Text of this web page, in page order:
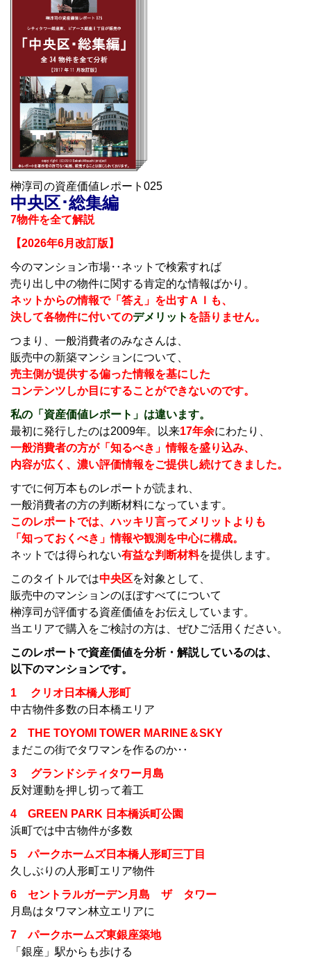
榊淳司の資産価値レポート025
中央区･総集編
7物件を全て解説
【2026年6月改訂版】
今のマンション市場‥ネットで検索すれば
売り出し中の物件に関する肯定的な情報ばかり。
ネットからの情報で「答え」を出すＡＩも、
決して各物件に付いてのデメリット を語りません。
つまり、一般消費者のみなさんは、
販売中の新築マンションについて、
売主側が提供する偏った情報を基にした
コンテンツしか目にすることができないのです。
私の「資産価値レポート」は違います。
最初に発行したのは2009年。以来17年余にわたり、
一般消費者の方が「知るべき」情報を盛り込み、
内容が広く、濃い評価情報をご提供し続けてきました。
すでに何万本ものレポートが読まれ、
一般消費者の方の判断材料になっています。
このレポートでは、ハッキリ言ってメリットよりも
「知っておくべき」情報や観測を中心に構成。
ネットでは得られない有益な判断材料を提供します。
このタイトルでは中央区を対象として、
販売中のマンションのほぼすべてについて
榊淳司が評価する資産価値をお伝えしています。
当エリアで購入をご検討の方は、ぜひご活用ください。
このレポートで資産価値を分析・解説しているのは、
以下のマンションです。
1 クリオ日本橋人形町
中古物件多数の日本橋エリア
2 THE TOYOMI TOWER MARINE＆SKY
まだこの街でタワマンを作るのか‥
3 グランドシティタワー月島
反対運動を押し切って着工
4 GREEN PARK 日本橋浜町公園
浜町では中古物件が多数
5 パークホームズ日本橋人形町三丁目
久しぶりの人形町エリア物件
6 セントラルガーデン月島 ザ タワー
月島はタワマン林立エリアに
7 パークホームズ東銀座築地
「銀座」駅からも歩ける